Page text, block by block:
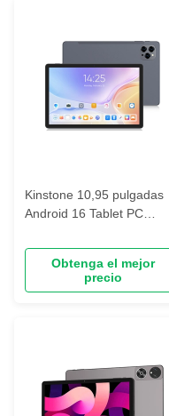
Kinstone 10,95 pulgadas
Android 16 Tablet PC
Incell, 6GB+128GB
Obtenga el mejor
precio